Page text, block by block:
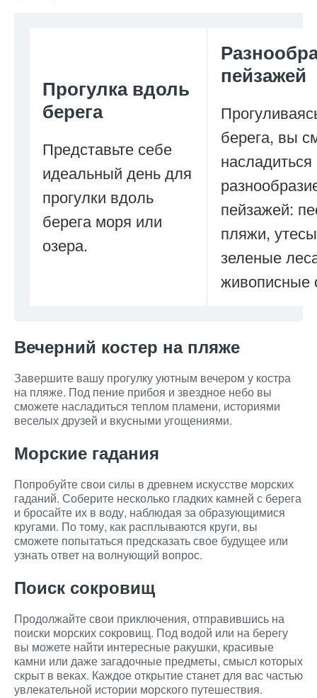
Прогулка вдоль
берега
Представьте себе
идеальный день для
прогулки вдоль
берега моря или
озера.
пейзажей
берега, вы
насладиться
пейзажей:
пляжи,
зеленые
живописные
Вечерний костер на пляже
Завершите вашу прогулку уютным вечером у костра
на пляже. Под пение прибоя и звездное небо вы
сможете насладиться теплом пламени, историями
веселых друзей и вкусными угощениями.
Морские гадания
Попробуйте свои силы в древнем искусстве морских
гаданий. Соберите несколько гладких камней с берега
и бросайте их в воду, наблюдая за образующимися
кругами. По тому, как расплываются круги, вы
сможете попытаться предсказать свое будущее или
узнать ответ на волнующий вопрос.
Поиск сокровищ
Продолжайте свои приключения, отправившись на
поиски морских сокровищ. Под водой или на берегу
вы можете найти интересные ракушки, красивые
камни или даже загадочные предметы, смысл которых
скрыт в веках. Каждое открытие станет для вас частью
увлекательной истории морского путешествия.